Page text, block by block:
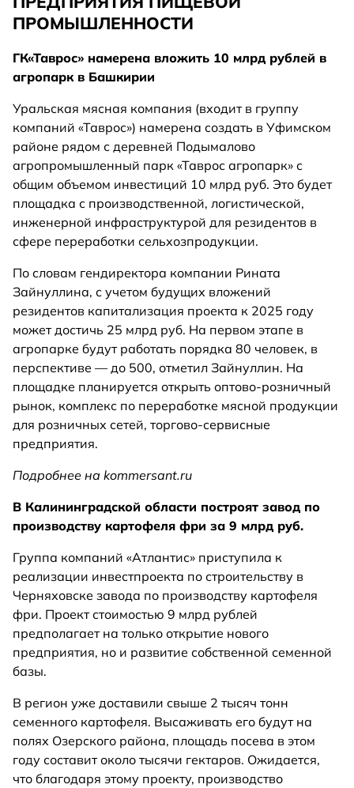
ПРОМЫШЛЕННОСТИ
ГК«Таврос» намерена вложить 10 млрд рублей в
агропарк в Башкирии
Уральская мясная компания (входит в группу
компаний «Таврос») намерена создать в Уфимском
районе рядом с деревней Подымалово
агропромышленный парк «Таврос агропарк» с
общим объемом инвестиций 10 млрд руб. Это будет
площадка с производственной, логистической,
инженерной инфраструктурой для резидентов в
сфере переработки сельхозпродукции.
По словам гендиректора компании Рината
Зайнуллина, с учетом будущих вложений
резидентов капитализация проекта к 2025 году
может достичь 25 млрд руб. На первом этапе в
агропарке будут работать порядка 80 человек, в
перспективе — до 500, отметил Зайнуллин. На
площадке планируется открыть оптово-розничный
рынок, комплекс по переработке мясной продукции
для розничных сетей, торгово-сервисные
предприятия.
Подробнее на kommersant.ru
В Калининградской области построят завод по
производству картофеля фри за 9 млрд руб.
Группа компаний «Атлантис» приступила к
реализации инвестпроекта по строительству в
Черняховске завода по производству картофеля
фри. Проект стоимостью 9 млрд рублей
предполагает на только открытие нового
предприятия, но и развитие собственной семенной
базы.
В регион уже доставили свыше 2 тысяч тонн
семенного картофеля. Высаживать его будут на
полях Озерского района, площадь посева в этом
году составит около тысячи гектаров. Ожидается,
что благодаря этому проекту, производство